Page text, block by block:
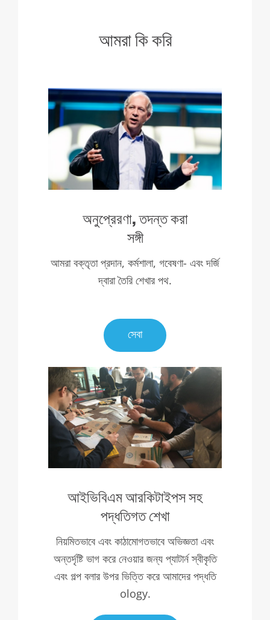
আমরা কি করি
অনুপ্রেরণা, তদন্ত করা
সঙ্গী
আমরা বক্তৃতা প্রদান, কর্মশালা, গবেষণা- এবং দর্জি
দ্বারা তৈরি শেখার পথ.
সেবা
আইভিবিএম আরকিটাইপস সহ
পদ্ধতিগত শেখা
নিয়মিতভাবে এবং কাঠামোগতভাবে অভিজ্ঞতা এবং
অন্তর্দৃষ্টি ভাগ করে নেওয়ার জন্য প্যাটার্ন স্বীকৃতি
এবং গল্প বলার উপর ভিত্তি করে আমাদের পদ্ধতি
ology.